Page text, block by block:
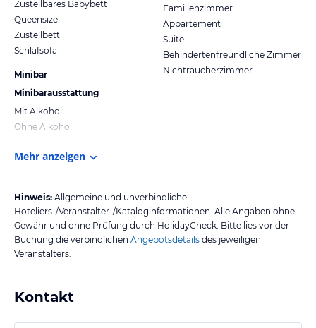
Zustellbares Babybett
Queensize
Zustellbett
Schlafsofa
Minibar
Minibarausstattung
Mit Alkohol
Ohne Alkohol
Familienzimmer
Appartement
Suite
Behindertenfreundliche Zimmer
Nichtraucherzimmer
Mehr anzeigen
Hinweis: Allgemeine und unverbindliche
Hoteliers-/Veranstalter-/Kataloginformationen. Alle Angaben ohne
Gewähr und ohne Prüfung durch HolidayCheck. Bitte lies vor der
Buchung die verbindlichen Angebotsdetails des jeweiligen
Veranstalters.
Kontakt